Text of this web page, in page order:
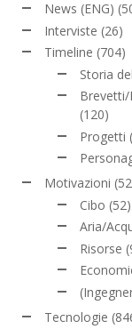
News (ENG)
Interviste (26)
Timeline (704)
Storia
Brevetti/
(120)
Progetti
Motivazioni
Cibo (52)
Aria/
Risorse
Tecnologie